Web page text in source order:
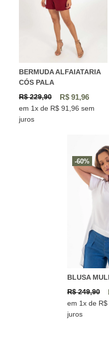
BERMUDA ALFAIATARIA
CÓS PALA
R$ 229,90
R$ 91,96
em 1x de R$ 91,96 sem
juros
-60%
BLUSA
R$ 249,90
em 1x de
juros